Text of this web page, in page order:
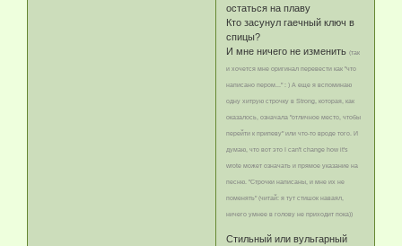
остаться на плаву
Кто засунул гаечный ключ в
спицы?
И мне ничего не изменить(так
и хочется мне оригинал перевести как "что
написано пером..." : ) А еще я вспоминаю
одну хитрую строчку в Strong, которая, как
оказалось, означала "отличное место, чтобы
перейти к припеву" или что-то вроде того. И
думаю, что вот это I can't change how it's
wrote может означать и прямое указание на
песню. "Строчки написаны, и мне их не
поменять" (читай: я тут стишок наваял,
ничего умнее в голову не приходит пока))
Стильный или вульгарный